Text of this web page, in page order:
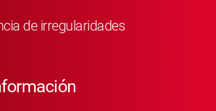
de irregularidades